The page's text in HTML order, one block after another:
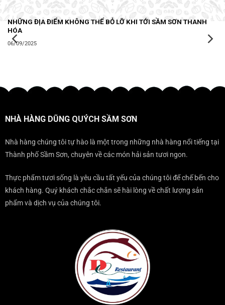
NHỮNG ĐỊA ĐIỂM KHÔNG THỂ BỎ LỠ KHI TỚI SẦM SƠN THANH
HÓA
06/09/2025
NHÀ HÀNG DŨNG QUÝCH SẦM SƠN
Nhà hàng chúng tôi tự hào là một trong những nhà hàng nổi tiếng tại
Thành phố Sầm Sơn, chuyên về các món hải sản tươi ngon.
Thực phẩm tươi sống là yêu cầu tất yếu của chúng tôi để chế bến cho
khách hàng. Quý khách chắc chắn sẽ hài lòng về chất lượng sản
phẩm và dịch vụ của chúng tôi.